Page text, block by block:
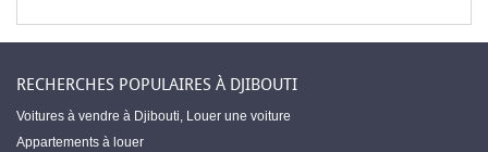
RECHERCHES POPULAIRES À DJIBOUTI
Voitures à vendre à Djibouti, Louer une voiture
Appartements à louer